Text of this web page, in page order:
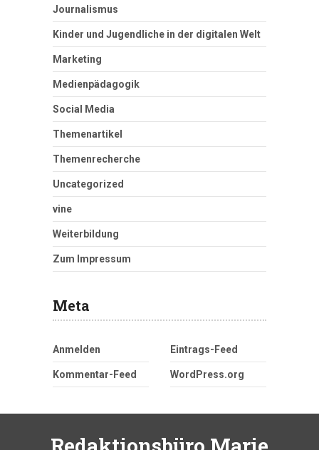
Journalismus
Kinder und Jugendliche in der digitalen Welt
Marketing
Medienpädagogik
Social Media
Themenartikel
Themenrecherche
Uncategorized
vine
Weiterbildung
Zum Impressum
Meta
Anmelden Eintrags-Feed
Kommentar-Feed WordPress.org